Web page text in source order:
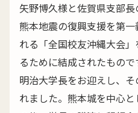
矢野博久様と佐賀県支部長
熊本地震の復興支援を第
れる「全国校友沖縄大会
るために結成されたもの
明治大学長をお迎えし、
れました。熊本城を中心